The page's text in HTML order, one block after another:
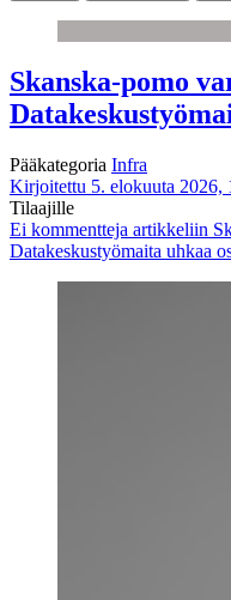
Skanska-pomo
Pääkategoria Infra
Kirjoitettu 5. elokuuta 2026,
Tilaajille
Ei kommentteja artikkeliin
Datakeskustyömaita uhkaa